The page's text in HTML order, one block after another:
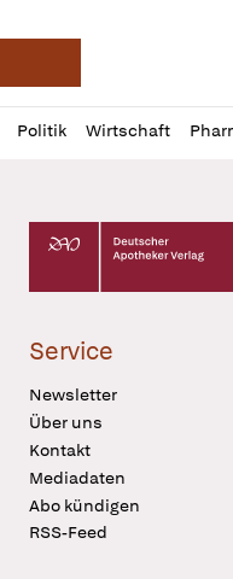
Deutsche
Politik Wirtschaft
Profil
öffnen
Daz
Pur
Deutscher Apotheker
Service
Newsletter
Über uns
Kontakt
Mediadaten
Abo kündigen
RSS-Feed